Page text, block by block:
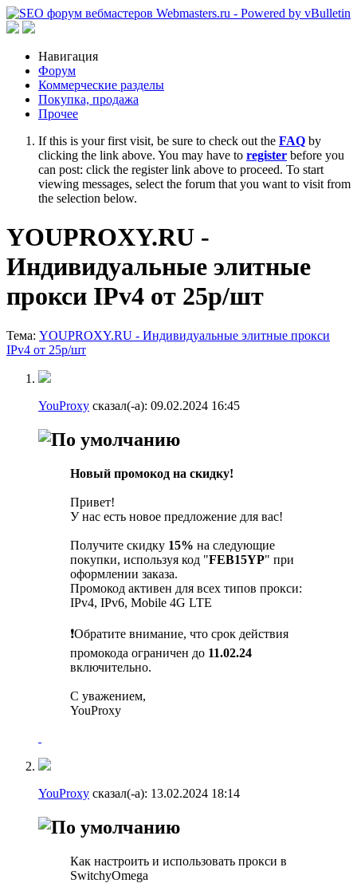
Навигация
Форум
Коммерческие разделы
Покупка, продажа
Прочее
If this is your first visit, be sure to check out the FAQ by
clicking the link above. You may have to register before you
can post: click the register link above to proceed. To start
viewing messages, select the forum that you want to visit from
the selection below.
YOUPROXY.RU -
Индивидуальные элитные
прокси IPv4 от 25р/шт
Тема: YOUPROXY.RU - Индивидуальные элитные прокси
IPv4 от 25р/шт
YouProxy сказал(-а): 09.02.2024 16:45
Новый промокод на скидку!
Привет!
У нас есть новое предложение для вас!
Получите скидку 15% на следующие
покупки, используя код "FEB15YP" при
оформлении заказа.
Промокод активен для всех типов прокси:
IPv4, IPv6, Mobile 4G LTE
❗️Обратите внимание, что срок действия
промокода ограничен до 11.02.24
включительно.
С уважением,
YouProxy
YouProxy сказал(-а): 13.02.2024 18:14
Как настроить и использовать прокси в
SwitchyOmega